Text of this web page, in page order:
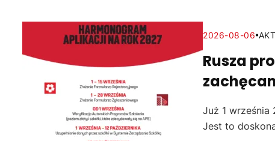
2026-08-06
Rusza
Już 1 września
Jest to